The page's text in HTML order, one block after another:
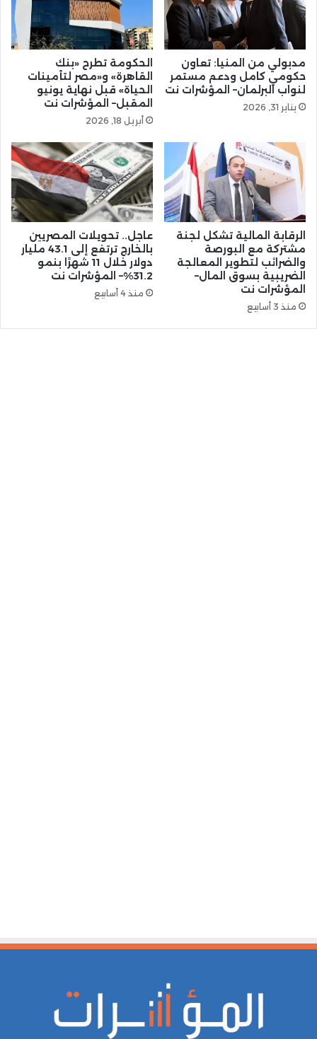
مدبولي من المنيا: تعاون
حكومي كامل ودعم مستمر
لنواب البرلمان– المؤشرات نت
يناير 31, 2026
الحكومة تطرح «بنك
القاهرة» و«مصر لتأمينات
الحياة» قبل نهاية يونيو
المقبل– المؤشرات نت
أبريل 18, 2026
الرقابة المالية تشكل لجنة
مشتركة مع البورصة
والضرائب لتطوير المعالجة
الضريبية بسوق المال–
المؤشرات نت
منذ 3 أسابيع
عاجل.. تحويلات المصريين
بالخارج ترتفع إلى 43.1 مليار
دولار خلال 11 شهرًا بنمو
31.2%– المؤشرات نت
منذ 4 أسابيع